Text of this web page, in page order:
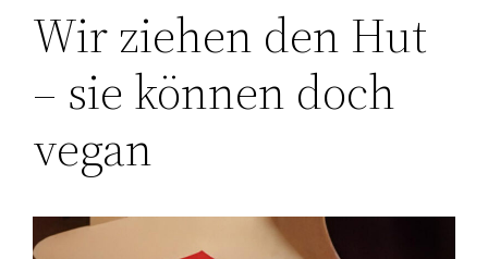
Wir ziehen den Hut
– sie können doch
vegan